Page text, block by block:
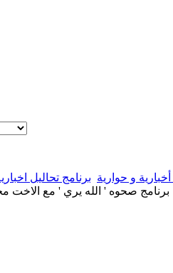
و حوارية برنامج تحاليل
برنامج صحوه ' الله يري ' مع الاخت مجدولينً